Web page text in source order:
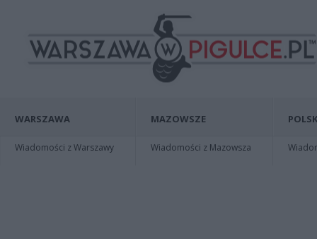
WARSZAWA
Wiadomości z Warszawy
MAZOWSZE
Wiadomości z Mazowsza